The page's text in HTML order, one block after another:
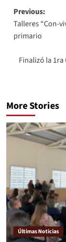
Previous:
Talleres “Con-
primario
Finalizó la
More Stories
Últimas Noticias